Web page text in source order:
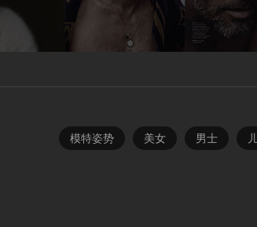
模特姿势 美女 男士